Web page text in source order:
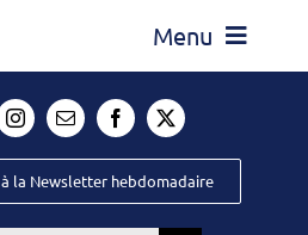
Menu
la Newsletter hebdomadaire